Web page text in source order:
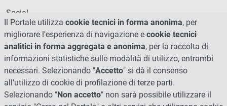
Social
Il Portale utilizza cookie tecnici in forma anonima, per
migliorare l'esperienza di navigazione e cookie tecnici
analitici in forma aggregata e anonima, per la raccolta di
informazioni statistiche sulle modalità di utilizzo, entrambi
necessari. Selezionando "Accetto" si dà il consenso
all'utilizzo di cookie di profilazione di terze parti.
Selezionando "Non accetto" non sarà possibile utilizzare il